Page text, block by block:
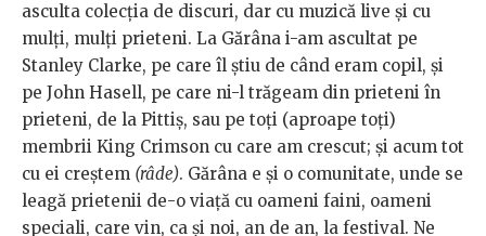
asculta colecţia de discuri, dar cu muzică live şi cu
mulţi, mulţi prieteni. La Gărâna i-am ascultat pe
Stanley Clarke, pe care îl știu de când eram copil, şi
pe John Hasell, pe care ni-l trăgeam din prieteni în
prieteni, de la Pittiş, sau pe toţi (aproape toţi)
membrii King Crimson cu care am crescut; și acum tot
cu ei creştem (râde). Gărâna e şi o comunitate, unde se
leagă prietenii de-o viaţă cu oameni faini, oameni
speciali, care vin, ca şi noi, an de an, la festival. Ne